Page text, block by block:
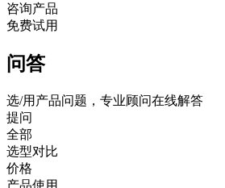
咨询产品
免费试用
问答
选/用产品问题，专业顾问在线解答
提问
全部
选型对比
价格
产品使用